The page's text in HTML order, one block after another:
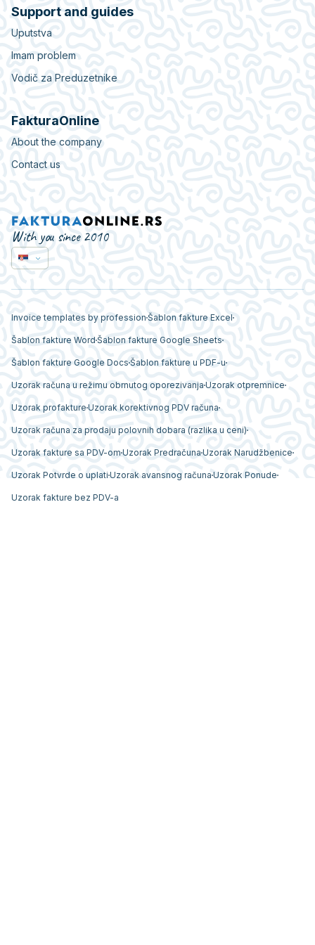
Support and guides
Uputstva
Imam problem
Vodič za Preduzetnike
FakturaOnline
About the company
Contact us
With you since 2010
Invoice templates by profession Šablon fakture Excel
Šablon fakture Word Šablon fakture Google Sheets
Šablon fakture Google Docs Šablon fakture u PDF-u
Uzorak računa u režimu obrnutog oporezivanja Uzorak otpremnice
Uzorak profakture Uzorak korektivnog PDV računa
Uzorak računa za prodaju polovnih dobara (razlika u ceni)
Uzorak fakture sa PDV-om Uzorak Predračuna Uzorak Narudžbenice
Uzorak Potvrde o uplati Uzorak avansnog računa Uzorak Ponude
Uzorak fakture bez PDV-a